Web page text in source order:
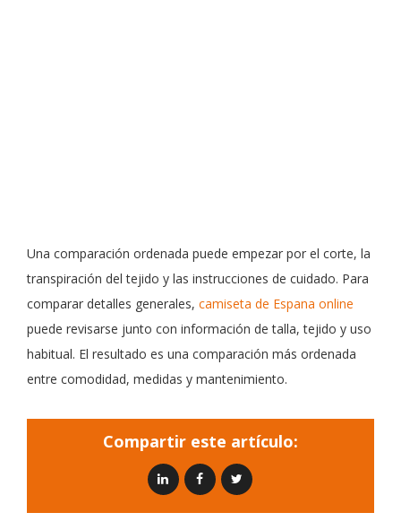
Una comparación ordenada puede empezar por el corte, la
transpiración del tejido y las instrucciones de cuidado. Para
comparar detalles generales, camiseta de Espana online
puede revisarse junto con información de talla, tejido y uso
habitual. El resultado es una comparación más ordenada
entre comodidad, medidas y mantenimiento.
Compartir este artículo: